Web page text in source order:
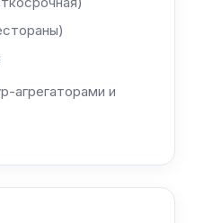
агрегаторами и